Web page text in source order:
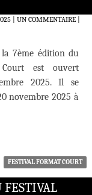
UN COMMENTAIRE|
7ème édition du
est ouvert
2025. Il se
novembre 2025 à
FESTIVAL FORMAT COURT